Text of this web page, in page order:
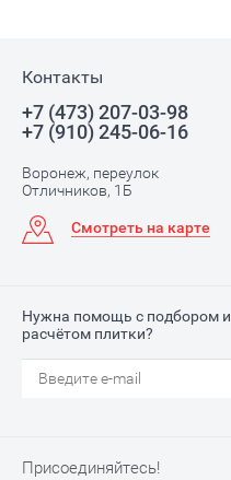
Контакты
+7 (473) 207-03-98
+7 (910) 245-06-16
Воронеж, переулок
Отличников, 1Б
Смотреть на карте
Нужна помощь с подбором и
расчётом плитки?
Присоединяйтесь!